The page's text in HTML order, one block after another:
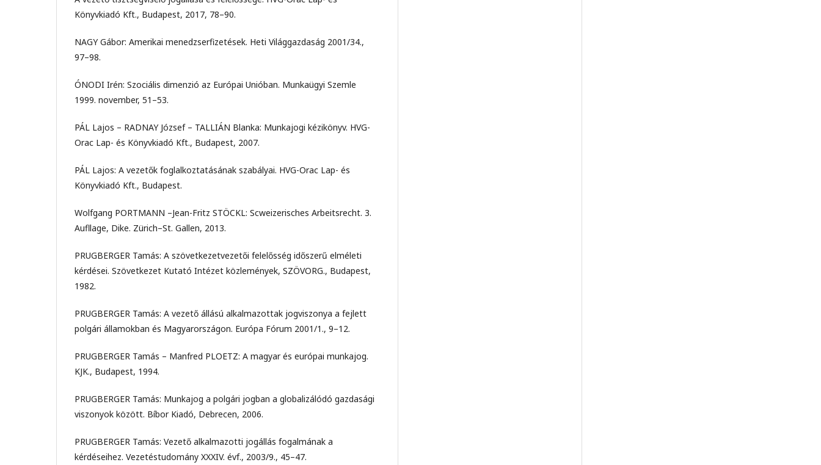
Könyvkiadó Kft., Budapest, 2017, 78–90.
NAGY Gábor: Amerikai menedzserfizetések. Heti Világgazdaság 2001/34.,
97–98.
ÓNODI Irén: Szociális dimenzió az Európai Unióban. Munkaügyi Szemle
1999. november, 51–53.
PÁL Lajos – RADNAY József – TALLIÁN Blanka: Munkajogi kézikönyv. HVG-
Orac Lap- és Könyvkiadó Kft., Budapest, 2007.
PÁL Lajos: A vezetők foglalkoztatásának szabályai. HVG-Orac Lap- és
Könyvkiadó Kft., Budapest.
Wolfgang PORTMANN –Jean-Fritz STÖCKL: Scweizerisches Arbeitsrecht. 3.
Aufllage, Dike. Zürich–St. Gallen, 2013.
PRUGBERGER Tamás: A szövetkezetvezetői felelősség időszerű elméleti
kérdései. Szövetkezet Kutató Intézet közlemények, SZÖVORG., Budapest,
1982.
PRUGBERGER Tamás: A vezető állású alkalmazottak jogviszonya a fejlett
polgári államokban és Magyarországon. Európa Fórum 2001/1., 9–12.
PRUGBERGER Tamás – Manfred PLOETZ: A magyar és európai munkajog.
KJK., Budapest, 1994.
PRUGBERGER Tamás: Munkajog a polgári jogban a globalizálódó gazdasági
viszonyok között. Bíbor Kiadó, Debrecen, 2006.
PRUGBERGER Tamás: Vezető alkalmazotti jogállás fogalmának a
kérdéseihez. Vezetéstudomány XXXIV. évf., 2003/9., 45–47.